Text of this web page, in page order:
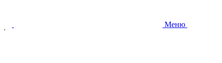
Меню